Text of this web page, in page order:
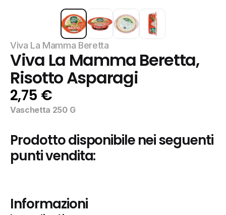
Viva La Mamma Beretta
Viva La Mamma Beretta,
Risotto Asparagi
2,75 €
Vaschetta 250 G
Prodotto disponibile nei seguenti
punti vendita:
Informazioni